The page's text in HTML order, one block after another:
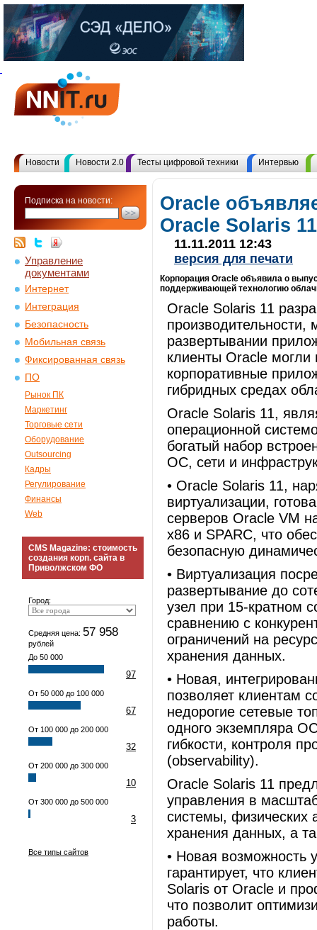
Новости Новости 2.0 Тесты цифровой техники Интервью
Подписка на новости:
Управление
документами
Интернет
Интеграция
Безопасность
Мобильная связь
Фиксированная связь
ПО
Рынок ПК
Маркетинг
Торговые сети
Оборудование
Outsourcing
Кадры
Регулирование
Финансы
Web
CMS Magazine: стоимость
создания корп. сайта в
Приволжском ФО
Город:
Средняя цена: 57 958
рублей
До 50 000
97
От 50 000 до 100 000
67
От 100 000 до 200 000
32
От 200 000 до 300 000
10
От 300 000 до 500 000
3
Все типы сайтов
Oracle
Oracle Solaris 11
11.11.2011 12:43
версия для печати
Корпорация Oracle объявила о
поддерживающей технологию
Oracle Solaris 11
производительности,
развертывании
клиенты Oracle
корпоративные
гибридных средах
Oracle Solaris 11,
операционной
богатый набор
ОС, сети и
• Oracle Solaris 11,
виртуализации,
серверов Oracle VM
x86 и SPARC, что
безопасную
• Виртуализация
развертывание до
узел при 15-кратном
сравнению с
ограничений на
хранения данных.
• Новая,
позволяет клиентам
недорогие сетевые
одного экземпляра
гибкости, контроля
(observability).
Oracle Solaris 11
управления в
системы, физических
хранения данных, а
• Новая возможность
гарантирует, что
Solaris от Oracle и
что позволит
работы.